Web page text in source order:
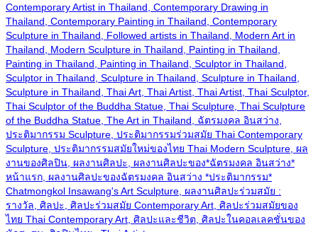
Contemporary Artist in Thailand, Contemporary Drawing in
Thailand, Contemporary Painting in Thailand, Contemporary
Sculpture in Thailand, Followed artists in Thailand, Modern Art in
Thailand, Modern Sculpture in Thailand, Painting in Thailand,
Painting in Thailand, Painting in Thailand, Sculptor in Thailand,
Sculptor in Thailand, Sculpture in Thailand, Sculpture in Thailand,
Sculpture in Thailand, Thai Art, Thai Artist, Thai Artist, Thai Sculptor,
Thai Sculptor of the Buddha Statue, Thai Sculpture, Thai Sculpture
of the Buddha Statue, The Art in Thailand, ฉัตรมงคล อินสว่าง,
ประติมากรรม Sculpture, ประติมากรรมร่วมสมัย Thai Contemporary
Sculpture, ประติมากรรมสมัยใหม่ของไทย Thai Modern Sculpture, ผล
งานของศิลปิน, ผลงานศิลปะ, ผลงานศิลปะของ*ฉัตรมงคล อินสว่าง*
หน้าแรก, ผลงานศิลปะของฉัตรมงคล อินสว่าง *ประติมากรรม*
Chatmongkol Insawang's Art Sculpture, ผลงานศิลปะร่วมสมัย :
รางวัล, ศิลปะ, ศิลปะร่วมสมัย Contemporary Art, ศิลปะร่วมสมัยของ
ไทย Thai Contemporary Art, ศิลปะและชีวิต, ศิลปะในคอลเลคชั่นของ